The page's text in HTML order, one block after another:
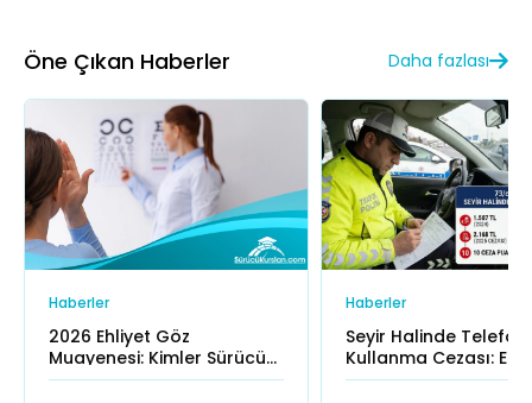
Öne Çıkan Haberler Daha fazlası
Haberler
2026 Ehliyet Göz
Muayenesi: Kimler Sürücü
Olabilir, Olamaz?
Haberler
Seyir Halinde Telefon
Kullanma Cezası: EDS
Yazar?